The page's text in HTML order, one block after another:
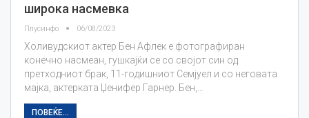
широка насмевка
Плусинфо 06/08/2023
Холивудскиот актер Бен Афлек е фотографиран
конечно насмеан, гушкајќи се со својот син од
претходниот брак, 11-годишниот Семјуел и со неговата
мајка, актерката Џенифер Гарнер. Бен,…
ПОВЕЌЕ...